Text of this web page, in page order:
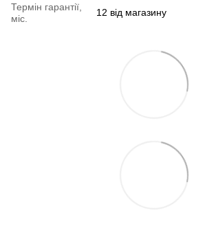
Термін гарантії,
міс.
12 від магазину